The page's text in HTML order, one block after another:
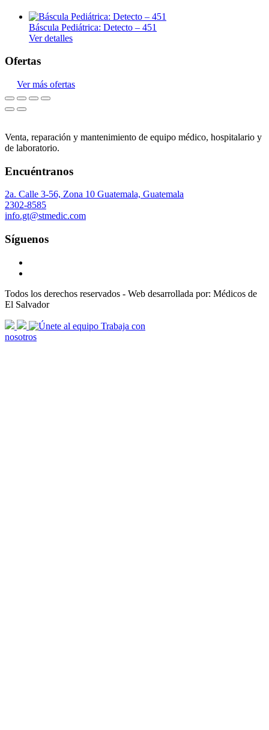
Báscula Pediátrica: Detecto – 451
Ver detalles
Ofertas
Ver más ofertas
Venta, reparación y mantenimiento de equipo médico, hospitalario y
de laboratorio.
Encuéntranos
2a. Calle 3-56, Zona 10 Guatemala, Guatemala
2302-8585
info.gt@stmedic.com
Síguenos
Todos los derechos reservados - Web desarrollada por: Médicos de
El Salvador
scroll
arrow
Trabaja con
nosotros